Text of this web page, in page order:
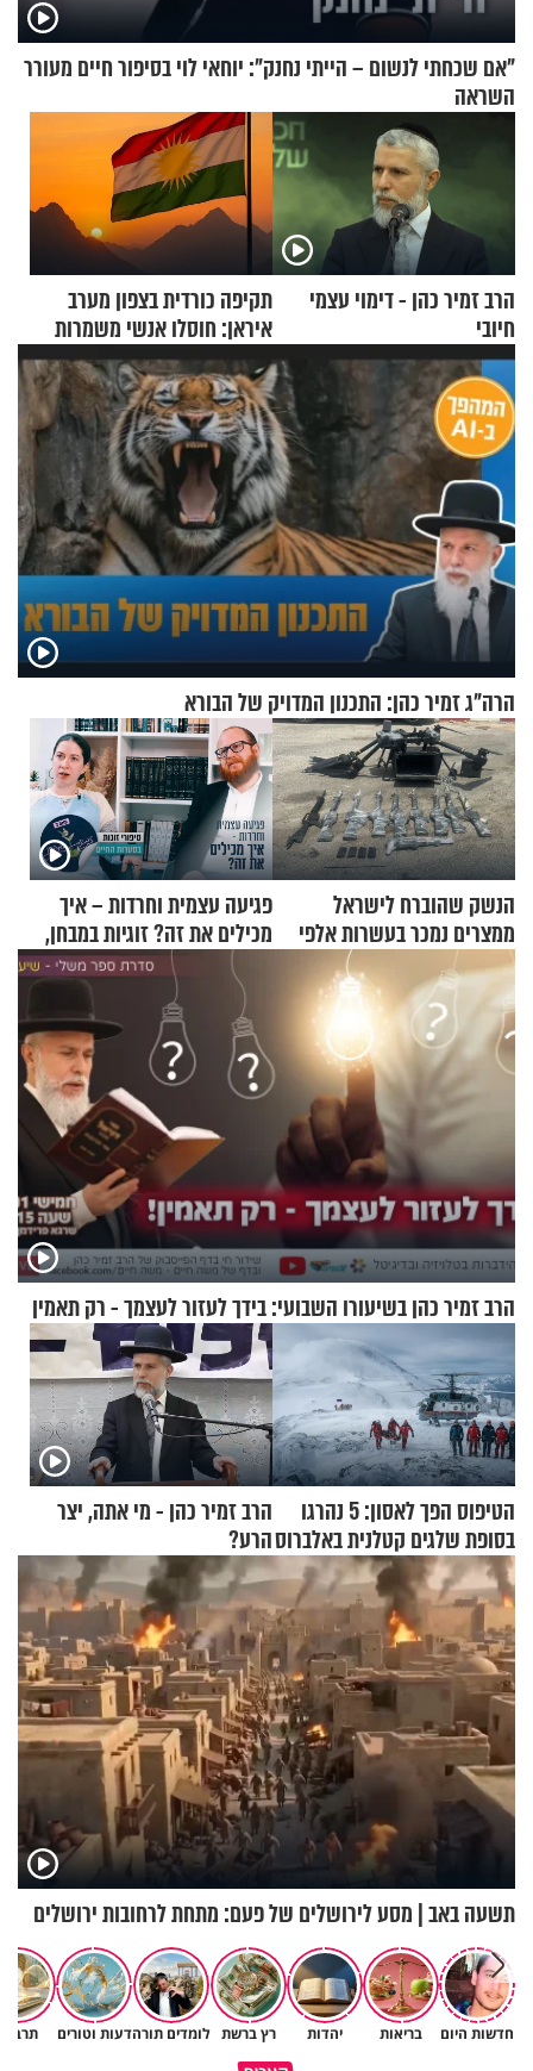
"אם שכחתי לנשום – הייתי נחנק": יוחאי לוי בסיפור חיים מעורר
השראה
הרב זמיר כהן - דימוי עצמי
חיובי
תקיפה כורדית בצפון מערב
איראן: חוסלו אנשי משמרות
המהפכה
הרה"ג זמיר כהן: התכנון המדויק של הבורא
הנשק שהוברח לישראל
ממצרים נמכר בעשרות אלפי
שקלים
פגיעה עצמית וחרדות – איך
מכילים את זה? זוגיות במבחן,
הפעם עם יהודית ואלתר כהן
הרב זמיר כהן בשיעורו השבועי: בידך לעזור לעצמך - רק תאמין
הטיפוס הפך לאסון: 5 נהרגו
בסופת שלגים קטלנית באלברוס
הרב זמיר כהן - מי אתה, יצר
הרע?
תשעה באב | מסע לירושלים של פעם: מתחת לרחובות ירושלים
חדשות היום בריאות יהדות רץ ברשת לומדים תורהדעות וטורים
באיזה אופן ומתי מותר לכבות אש